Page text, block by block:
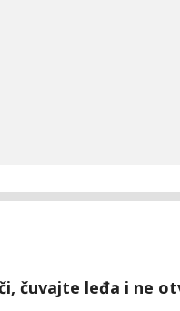
čuvajte leđa i ne